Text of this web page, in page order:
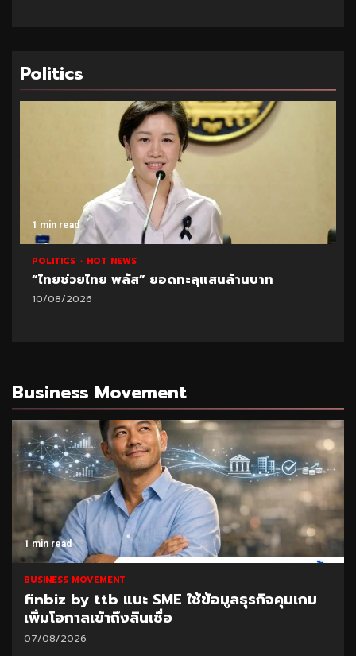
Politics
1 min read
POLITICS HOT NEWS
“ไทยช่วยไทย พลัส” ยอดทะลุแสนล้านบาท
10/08/2026
Business Movement
1 min read
BUSINESS MOVEMENT
finbiz by ttb แนะ SME ใช้ข้อมูลธุรกิจคุมเกม
เพิ่มโอกาสเข้าถึงสินเชื่อ
07/08/2026